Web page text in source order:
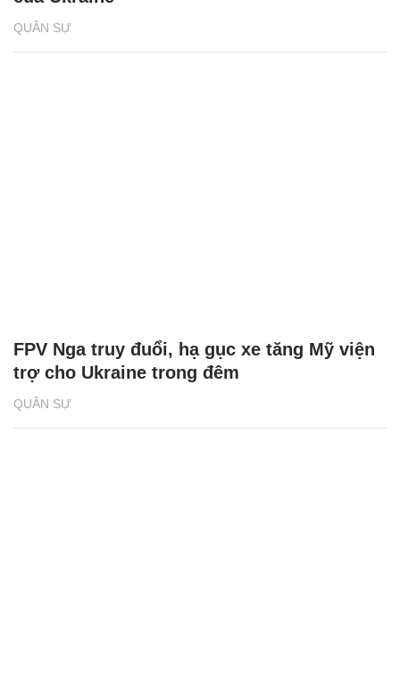
QUÂN SỰ
QUÂN SỰ
FPV Nga truy đuổi, hạ gục xe tăng Mỹ viện
trợ cho Ukraine trong đêm